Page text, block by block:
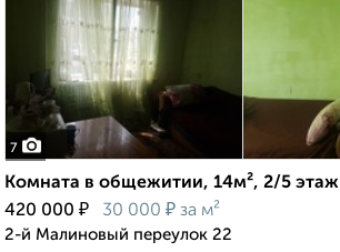
7
Комната в общежитии, 14м², 2/5 этаж
420 000 ₽ 30 000 ₽ за м²
2-й Малиновый переулок 22